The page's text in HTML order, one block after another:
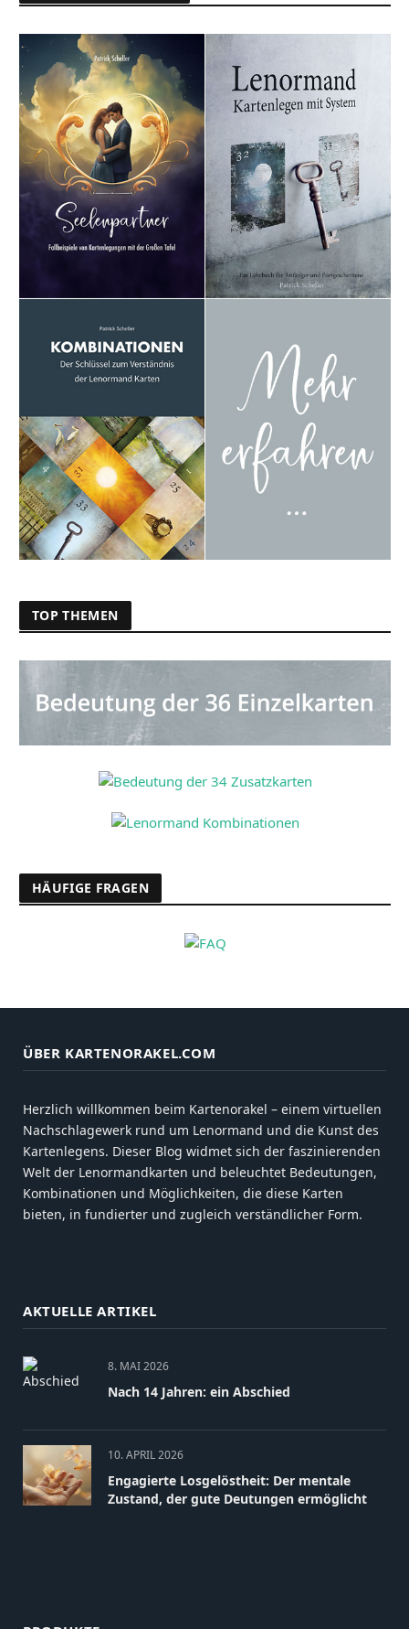
TOP THEMEN
HÄUFIGE FRAGEN
ÜBER KARTENORAKEL.COM
Herzlich willkommen beim Kartenorakel – einem virtuellen
Nachschlagewerk rund um Lenormand und die Kunst des
Kartenlegens. Dieser Blog widmet sich der faszinierenden
Welt der Lenormandkarten und beleuchtet Bedeutungen,
Kombinationen und Möglichkeiten, die diese Karten
bieten, in fundierter und zugleich verständlicher Form.
AKTUELLE ARTIKEL
8. MAI 2026
Nach 14 Jahren: ein Abschied
10. APRIL 2026
Engagierte Losgelöstheit: Der mentale
Zustand, der gute Deutungen ermöglicht